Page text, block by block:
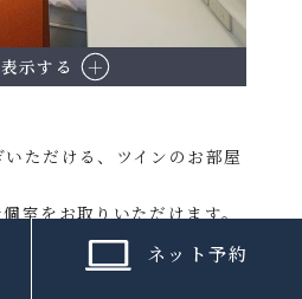
示する
ただける、ツインのお部屋
室をお取りいただけます。
お一人様にもおすすめで
ネット予約